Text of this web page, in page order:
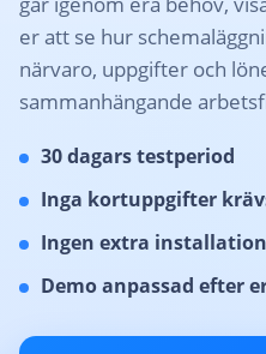
er att se hur
närvaro, uppgifter och
sammanhängande
30 dagars testperiod
Inga kortuppgifter
Ingen extra installation
Demo anpassad efter